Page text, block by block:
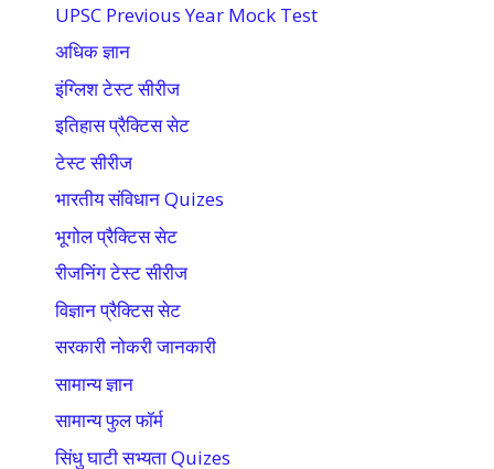
UPSC Previous Year Mock Test
अधिक ज्ञान
इंग्लिश टेस्ट सीरीज
इतिहास प्रैक्टिस सेट
टेस्ट सीरीज
भारतीय संविधान Quizes
भूगोल प्रैक्टिस सेट
रीजनिंग टेस्ट सीरीज
विज्ञान प्रैक्टिस सेट
सरकारी नोकरी जानकारी
सामान्य ज्ञान
सामान्य फुल फॉर्म
सिंधु घाटी सभ्यता Quizes